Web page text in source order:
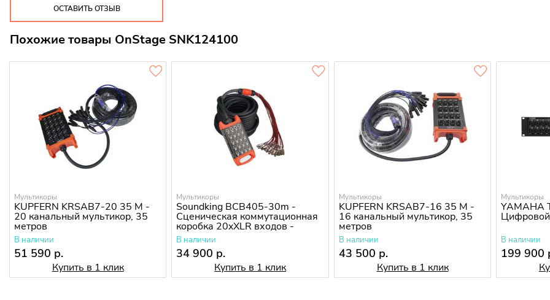
ОСТАВИТЬ ОТЗЫВ
Похожие товары OnStage SNK124100
Мультикоры
KUPFERN KRSAB7-20 35 M -
20 канальный мультикор, 35
метров
В наличии
51 590 р.
Купить в 1 клик
Мультикоры
Soundking BCB405-30m -
Сценическая коммутационная
коробка 20xXLR входов -
4xXLR выходов
В наличии
34 900 р.
Купить в 1 клик
Мультикоры
KUPFERN KRSAB7-16 35 M -
16 канальный мультикор, 35
метров
В наличии
43 500 р.
Купить в 1 клик
Мультикоры
YAMAHA
В наличии
199 900